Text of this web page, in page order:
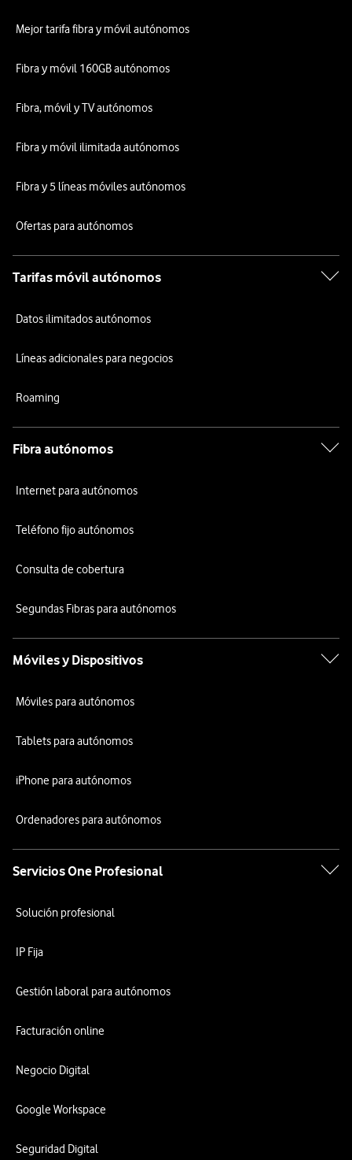
Mejor tarifa fibra y móvil autónomos
Fibra y móvil 160GB autónomos
Fibra, móvil y TV autónomos
Fibra y móvil ilimitada autónomos
Fibra y 5 líneas móviles autónomos
Ofertas para autónomos
Tarifas móvil autónomos
Datos ilimitados autónomos
Líneas adicionales para negocios
Roaming
Fibra autónomos
Internet para autónomos
Teléfono fijo autónomos
Consulta de cobertura
Segundas Fibras para autónomos
Móviles y Dispositivos
Móviles para autónomos
Tablets para autónomos
iPhone para autónomos
Ordenadores para autónomos
Servicios One Profesional
Solución profesional
IP Fija
Gestión laboral para autónomos
Facturación online
Negocio Digital
Google Workspace
Seguridad Digital